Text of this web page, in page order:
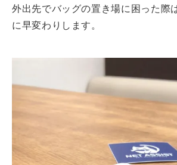
外出先でバッグの置き場に困った際
に早変わりします。